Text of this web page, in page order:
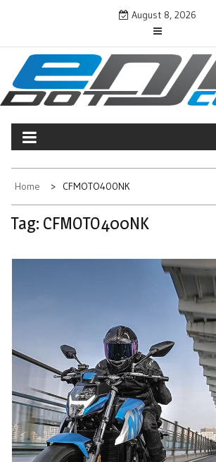
August 8, 2026
ENJINDOTCOM
Perjalanan Dunia Permotoran
Home CFMOTO400NK
Tag: CFMOTO400NK